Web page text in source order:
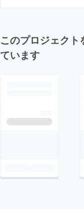
このプロジェク
ています